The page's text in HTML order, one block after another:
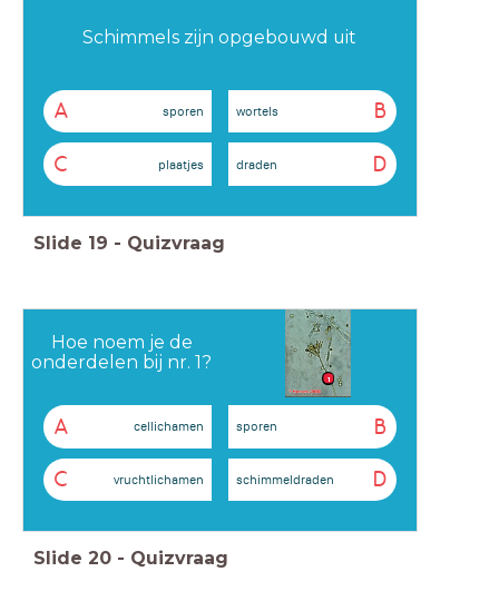
Schimmels zijn opgebouwd uit
A sporen B
wortels
C plaatjes D
draden
Slide 19 - Quizvraag
Hoe noem je de
onderdelen bij nr. 1?
1
A cellichamen B
sporen
C vruchtlichamen D
schimmeldraden
Slide 20 - Quizvraag